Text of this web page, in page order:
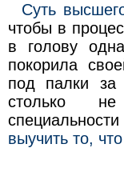
Суть
чтобы в
в голову
покорила
под палки
столько
выучить то,